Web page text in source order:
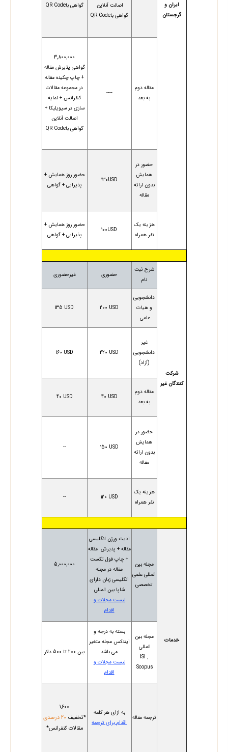
ایران و
گرجستان
اصالت آنلاین
گواهی باQR Code
گواهی باQR Code
مقاله دوم
به بعد
----
3,800,000
گواهی پذیرش مقاله
+ چاپ چکیده مقاله
در مجموعه مقالات
کنفرانس + نمایه
سازی در سیویلیکا +
اصالت آنلاین
گواهی باQR Code
حضور در
همایش
بدون ارائه
مقاله
130USD
حضور روز همایش +
پذیرایی + گواهی
هزینه یک
نفر همراه
100USD
حضور روز همایش +
پذیرایی + گواهی
شرکت
کنندگان غیر
شرح ثبت
نام
حضوری غیرحضوری
دانشجویی
و هیات
علمی
200 USD
135 USD
غیر
دانشجویی
(آزاد)
220 USD
160 USD
مقاله دوم
به بعد
40 USD
40 USD
حضور در
همایش
بدون ارائه
مقاله
150 USD
--
هزینه یک
نفر همراه
120 USD
--
خدمات
مجله بین
المللی علمی
تخصصی
ادیت ورژن انگلیسی
مقاله + پذیرش مقاله
+ چاپ فول تکست
مقاله در مجله
انگلیسی زبان دارای
شاپا بین المللی
لیست مجلات و
اقدام
5,000,000
مجله بین
المللی
ISI ,
Scopus
بسته به درجه و
ایندکس مجله متغیر
می باشد
لیست مجلات و
اقدام
بین 200 تا 500 دلار
ترجمه مقاله
به ازای هر کلمه
اقدام برای ترجمه
1,600
*تخفیف 20 درصدی
مقالات کنفرانس*